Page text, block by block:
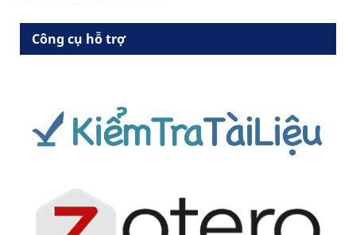
Công cụ hỗ trợ